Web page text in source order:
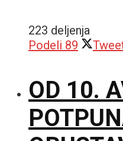
223 deljenja
Podeli 89
OD 10.